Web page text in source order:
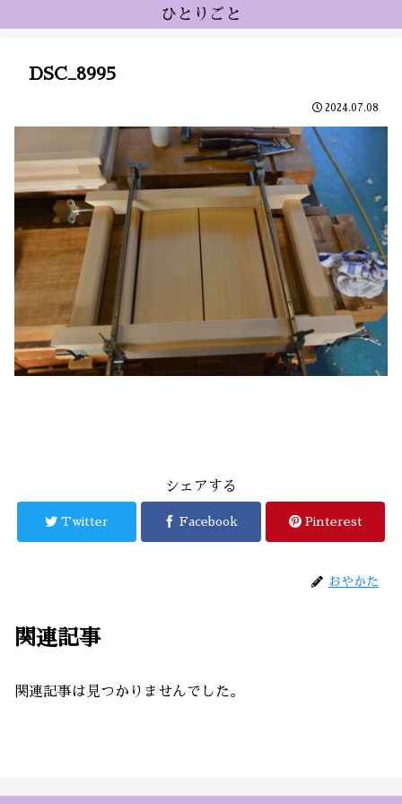
ひとりごと
DSC_8995
2024.07.08
シェアする
Twitter Facebook Pinterest
おやかた
関連記事
関連記事は見つかりませんでした。